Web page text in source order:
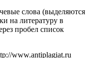
слова (выделяются
на литературу в
пробел список
www.antiplagiat.ru